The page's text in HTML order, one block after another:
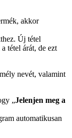
akkor
Új tétel
tétel árát, de ezt
nevét, valamint
„Jelenjen meg a
automatikusan